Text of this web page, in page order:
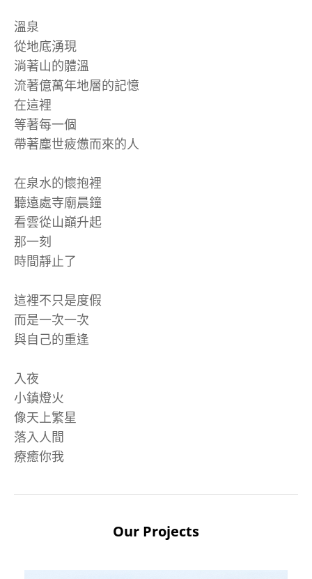
溫泉
從地底湧現
淌著山的體溫
流著億萬年地層的記憶
在這裡
等著每一個
帶著塵世疲憊而來的人
在泉水的懷抱裡
聽遠處寺廟晨鐘
看雲從山巔升起
那一刻
時間靜止了
這裡不只是度假
而是一次一次
與自己的重逢
入夜
小鎮燈火
像天上繁星
落入人間
療癒你我
Our Projects